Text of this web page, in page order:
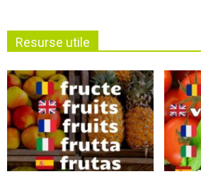
Resurse utile